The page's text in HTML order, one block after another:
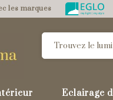
les marques
Eclairage